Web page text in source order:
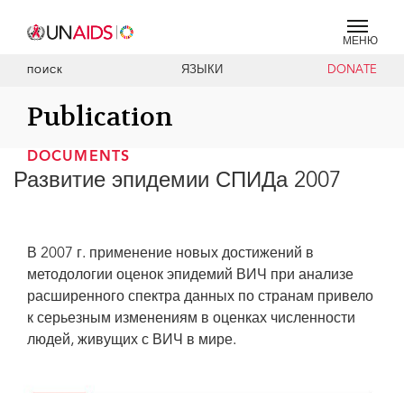
МЕНЮ
ПОИСК ЯЗЫКИ DONATE
Publication
DOCUMENTS
Развитие эпидемии СПИДа 2007
В 2007 г. применение новых достижений в
методологии оценок эпидемий ВИЧ при анализе
расширенного спектра данных по странам привело
к серьезным изменениям в оценках численности
людей, живущих с ВИЧ в мире.